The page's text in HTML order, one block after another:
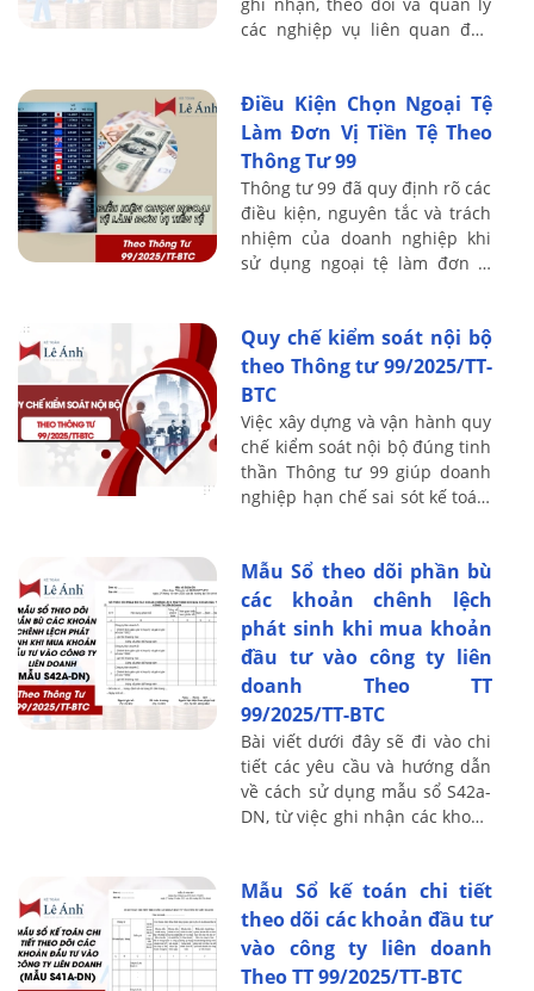
các nghiệp vụ liên quan đến
sẽ giới ...
Điều Kiện Chọn Ngoại Tệ
Làm Đơn Vị Tiền Tệ Theo
Thông Tư 99
Thông tư 99 đã quy định rõ các
điều kiện, nguyên tắc và trách
nhiệm của doanh nghiệp khi
sử dụng ngoại tệ làm đơn vị
rõ ...
Quy chế kiểm soát nội bộ
theo Thông tư 99/2025/TT-
BTC
Việc xây dựng và vận hành quy
chế kiểm soát nội bộ đúng tinh
thần Thông tư 99 giúp doanh
nghiệp hạn chế sai sót kế toán,
Mẫu Sổ theo dõi phần bù
các khoản chênh lệch
phát sinh khi mua khoản
đầu tư vào công ty liên
doanh Theo TT
99/2025/TT-BTC
Bài viết dưới đây sẽ đi vào chi
tiết các yêu cầu và hướng dẫn
về cách sử dụng mẫu sổ S42a-
DN, từ việc ghi nhận các khoản
Mẫu Sổ kế toán chi tiết
theo dõi các khoản đầu tư
vào công ty liên doanh
Theo TT 99/2025/TT-BTC